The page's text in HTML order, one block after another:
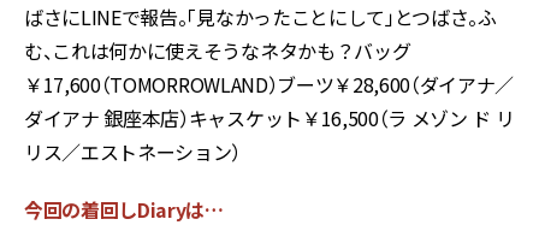
ばさにLINEで報告。「見なかったことにして」とつばさ。ふ
む、これは何かに使えそうなネタかも？バッグ
￥17,600（TOMORROWLAND）ブーツ￥28,600（ダイアナ／
ダイアナ 銀座本店）キャスケット￥16,500（ラ メゾン ド リ
リス／エストネーション）
今回の着回しDiaryは…